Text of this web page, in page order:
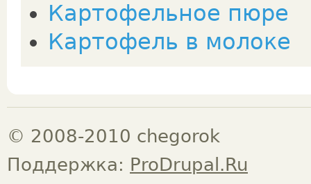
Картофельное пюре
Картофель в молоке
© 2008-2010 chegorok
Поддержка: ProDrupal.Ru